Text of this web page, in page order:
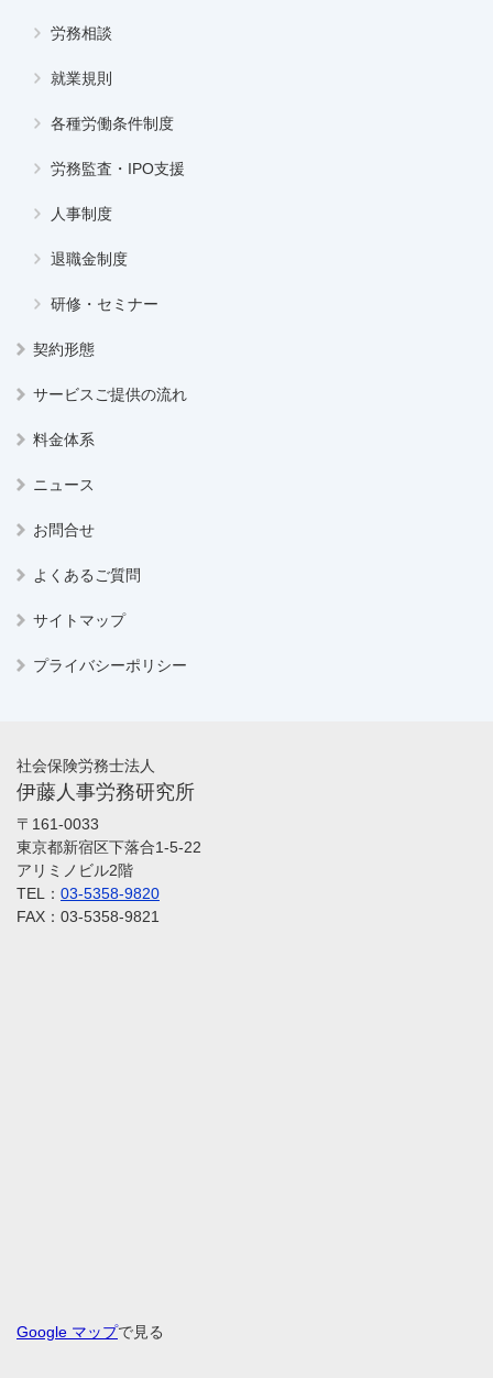
労務相談
就業規則
各種労働条件制度
労務監査・IPO支援
人事制度
退職金制度
研修・セミナー
契約形態
サービスご提供の流れ
料金体系
ニュース
お問合せ
よくあるご質問
サイトマップ
プライバシーポリシー
社会保険労務士法人
伊藤人事労務研究所
〒161-0033
東京都新宿区下落合1-5-22
アリミノビル2階
TEL： 03-5358-9820
FAX：03-5358-9821
Google マップで見る